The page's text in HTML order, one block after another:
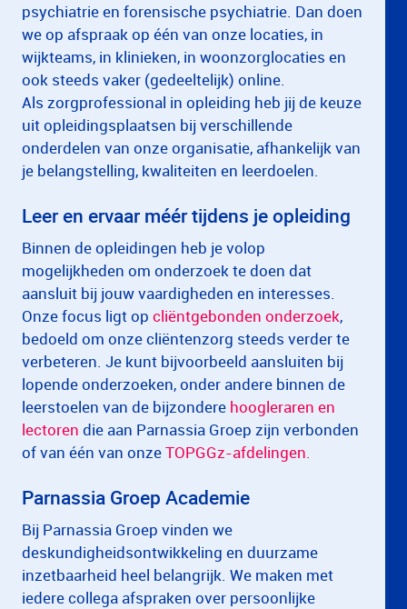
psychiatrie en forensische psychiatrie. Dan doen
we op afspraak op één van onze locaties, in
wijkteams, in klinieken, in woonzorglocaties en
ook steeds vaker (gedeeltelijk) online.
Als zorgprofessional in opleiding heb jij de keuze
uit opleidingsplaatsen bij verschillende
onderdelen van onze organisatie, afhankelijk van
je belangstelling, kwaliteiten en leerdoelen.
Leer en ervaar méér tijdens je opleiding
Binnen de opleidingen heb je volop
mogelijkheden om onderzoek te doen dat
aansluit bij jouw vaardigheden en interesses.
Onze focus ligt op cliëntgebonden onderzoek,
bedoeld om onze cliëntenzorg steeds verder te
verbeteren. Je kunt bijvoorbeeld aansluiten bij
lopende onderzoeken, onder andere binnen de
leerstoelen van de bijzondere hoogleraren en
lectoren die aan Parnassia Groep zijn verbonden
of van één van onzeTOPGGz-afdelingen.
Parnassia Groep Academie
Bij Parnassia Groep vinden we
deskundigheidsontwikkeling en duurzame
inzetbaarheid heel belangrijk. We maken met
iedere collega afspraken over persoonlijke